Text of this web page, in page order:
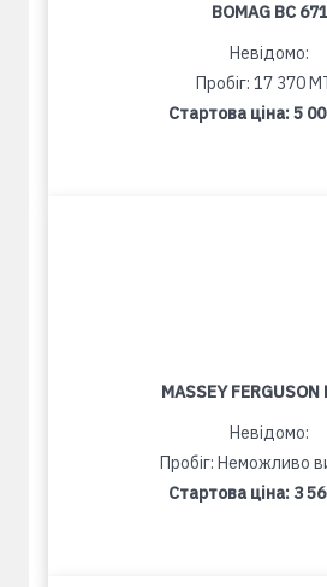
BOMAG BC 671
Невідомо:
Пробіг: 17 370
Стартова ціна:5
MASSEY FERGUSON
Невідомо:
Пробіг: Неможливо
Стартова ціна: 3